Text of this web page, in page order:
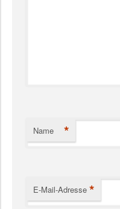
Name *
E-Mail-Adresse *